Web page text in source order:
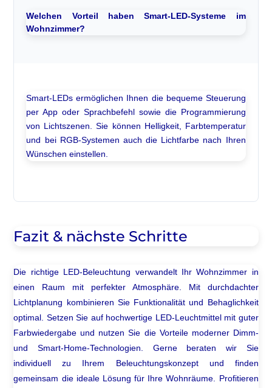
Welchen Vorteil haben Smart-LED-Systeme im
Wohnzimmer?
Smart-LEDs ermöglichen Ihnen die bequeme Steuerung
per App oder Sprachbefehl sowie die Programmierung
von Lichtszenen. Sie können Helligkeit, Farbtemperatur
und bei RGB-Systemen auch die Lichtfarbe nach Ihren
Wünschen einstellen.
Fazit & nächste Schritte
Die richtige LED-Beleuchtung verwandelt Ihr Wohnzimmer in
einen Raum mit perfekter Atmosphäre. Mit durchdachter
Lichtplanung kombinieren Sie Funktionalität und Behaglichkeit
optimal. Setzen Sie auf hochwertige LED-Leuchtmittel mit guter
Farbwiedergabe und nutzen Sie die Vorteile moderner Dimm-
und Smart-Home-Technologien. Gerne beraten wir Sie
individuell zu Ihrem Beleuchtungskonzept und finden
gemeinsam die ideale Lösung für Ihre Wohnräume. Profitieren